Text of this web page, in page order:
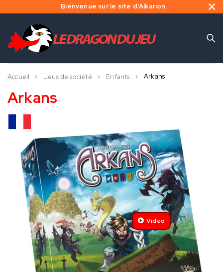
Bienvenue sur le site d'Alkarion.
Accueil Jeux de société Enfants Arkans
Arkans
Video